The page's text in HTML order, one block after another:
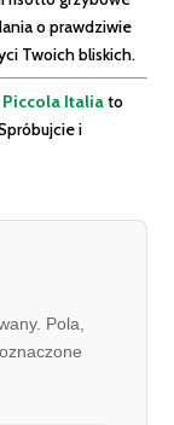
o prawdziwie
Twoich bliskich.
Piccola Italiato
i
Pola,